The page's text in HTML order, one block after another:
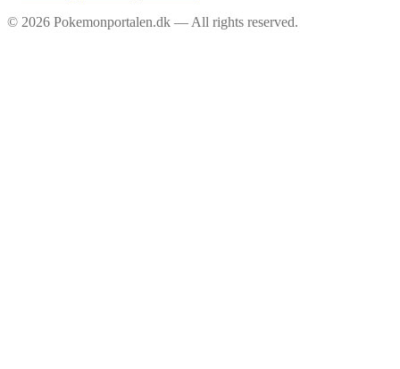
© 2026 Pokemonportalen.dk — All rights reserved.